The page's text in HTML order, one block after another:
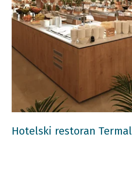
Hotelski restoran Termal